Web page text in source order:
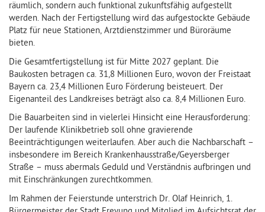
räumlich, sondern auch funktional zukunftsfähig aufgestellt
werden. Nach der Fertigstellung wird das aufgestockte Gebäude
Platz für neue Stationen, Arztdienstzimmer und Büroräume
bieten.
Die Gesamtfertigstellung ist für Mitte 2027 geplant. Die
Baukosten betragen ca. 31,8 Millionen Euro, wovon der Freistaat
Bayern ca. 23,4 Millionen Euro Förderung beisteuert. Der
Eigenanteil des Landkreises beträgt also ca. 8,4 Millionen Euro.
Die Bauarbeiten sind in vielerlei Hinsicht eine Herausforderung:
Der laufende Klinikbetrieb soll ohne gravierende
Beeinträchtigungen weiterlaufen. Aber auch die Nachbarschaft –
insbesondere im Bereich Krankenhausstraße/Geyersberger
Straße – muss abermals Geduld und Verständnis aufbringen und
mit Einschränkungen zurechtkommen.
Im Rahmen der Feierstunde unterstrich Dr. Olaf Heinrich, 1.